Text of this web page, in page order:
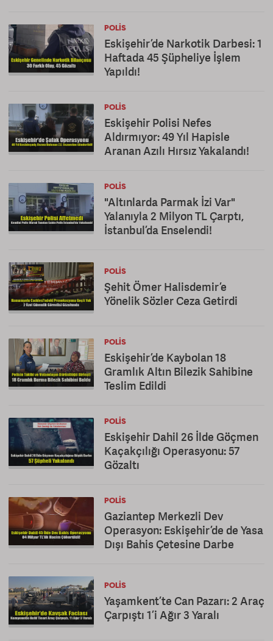
POLIS
Eskişehir’de Narkotik Darbesi: 1
Haftada 45 Şüpheliye İşlem
Yapıldı!
POLIS
Eskişehir Polisi Nefes
Aldırmıyor: 49 Yıl Hapisle
Aranan Azılı Hırsız Yakalandı!
POLIS
"Altınlarda Parmak İzi Var"
Yalanıyla 2 Milyon TL Çarptı,
İstanbul’da Enselendi!
POLIS
Şehit Ömer Halisdemir’e
Yönelik Sözler Ceza Getirdi
POLIS
Eskişehir’de Kaybolan 18
Gramlık Altın Bilezik Sahibine
Teslim Edildi
POLIS
Eskişehir Dahil 26 İlde Göçmen
Kaçakçılığı Operasyonu: 57
Gözaltı
POLIS
Gaziantep Merkezli Dev
Operasyon: Eskişehir’de de Yasa
Dışı Bahis Çetesine Darbe
POLIS
Yaşamkent’te Can Pazarı: 2 Araç
Çarpıştı 1’i Ağır 3 Yaralı